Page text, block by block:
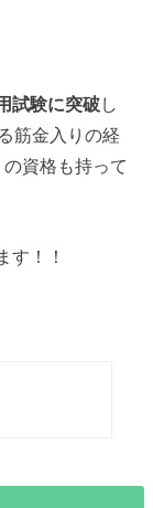
試験に突破し
筋金入りの経
資格も持って
す！！